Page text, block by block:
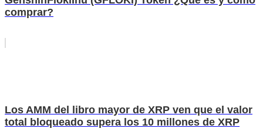
comprar?
Los AMM del libro mayor de XRP ven que el valor
total bloqueado supera los 10 millones de XRP